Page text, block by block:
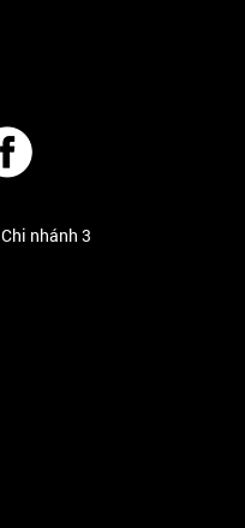
Chi nhánh 3